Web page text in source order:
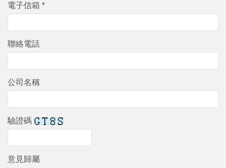
電子信箱 *
聯絡電話
公司名稱
驗證碼
意見歸屬